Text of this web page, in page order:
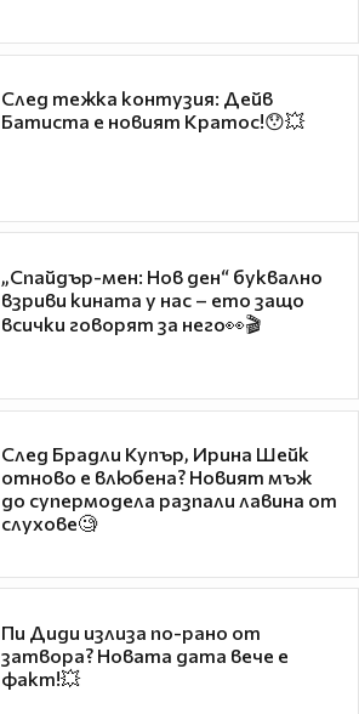
След тежка контузия: Дейв
Батиста е новият Кратос!😯💥
„Спайдър-мен: Нов ден“ буквално
взриви кината у нас – ето защо
всички говорят за него👀🎬
След Брадли Купър, Ирина Шейк
отново е влюбена? Новият мъж
до супермодела разпали лавина от
слухове🧐
Пи Диди излиза по-рано от
затвора? Новата дата вече е
факт!💥